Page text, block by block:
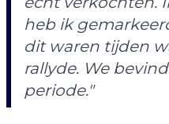
heb ik
dit waren tijden
rallyde. We
periode."